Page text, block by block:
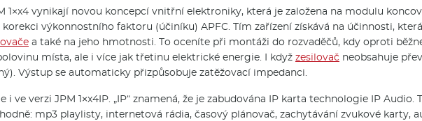
1×x4 vynikají novou koncepcí vnitřní elektroniky, která je založena na modulu
výkonnostního faktoru (účiníku) APFC. Tím zařízení získává na účinnosti,
a také na jeho hmotnosti. To oceníte při montáži do rozvaděčů, kdy oproti
místa, ale i více jak třetinu elektrické energie. I když zesilovač neobsahuje
Výstup se automaticky přizpůsobuje zatěžovací impedanci.
i ve verzi JPM 1×x4IP. „IP“ znamená, že je zabudována IP karta technologie IP
mp3 playlisty, internetová rádia, časový plánovač, zachytávání zvukové karty,